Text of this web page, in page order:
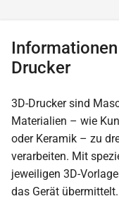
Drucker
3D-Drucker sind
Materialien – wie
oder Keramik – zu
verarbeiten. Mit
jeweiligen 3D-
das Gerät